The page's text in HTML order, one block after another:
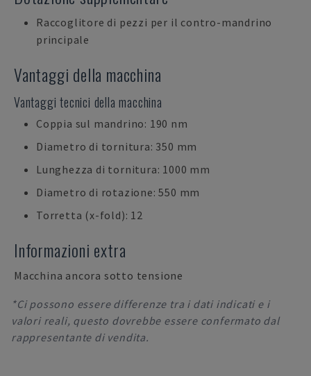
Raccoglitore di pezzi per il contro-mandrino
principale
Vantaggi della macchina
Vantaggi tecnici della macchina
Coppia sul mandrino: 190 nm
Diametro di tornitura: 350 mm
Lunghezza di tornitura: 1000 mm
Diametro di rotazione: 550 mm
Torretta (x-fold): 12
Informazioni extra
Macchina ancora sotto tensione
*Ci possono essere differenze tra i dati indicati e i
valori reali, questo dovrebbe essere confermato dal
rappresentante di vendita.